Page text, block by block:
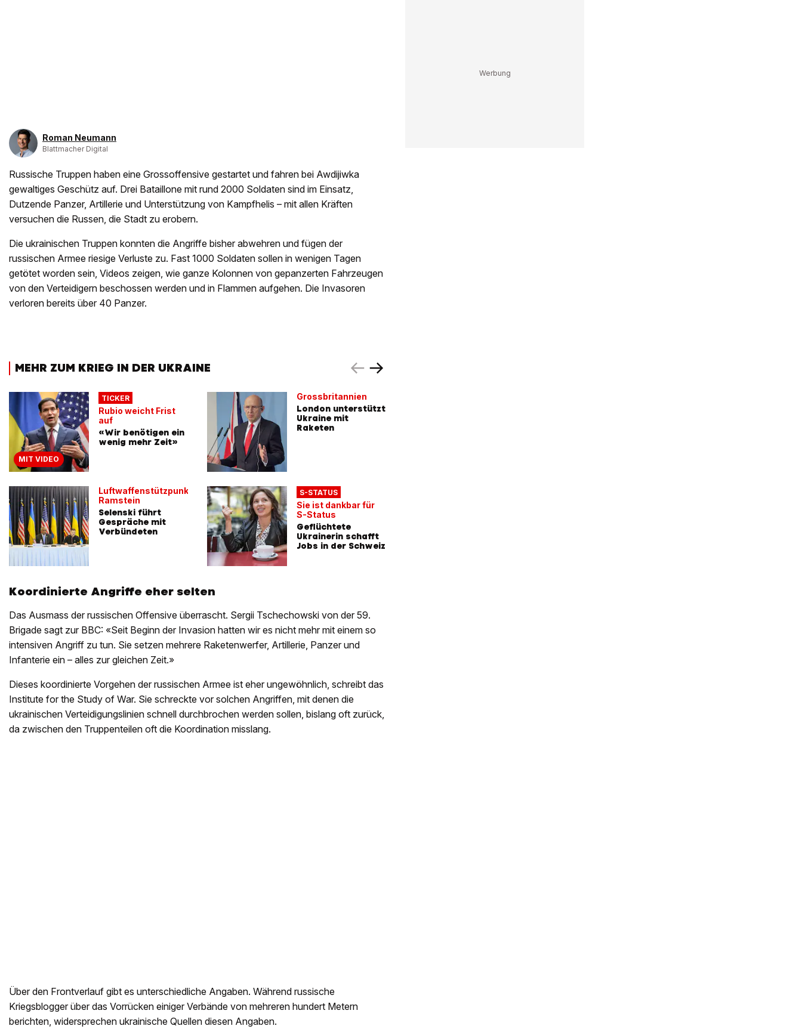
Roman Neumann
Blattmacher Digital
Russische Truppen haben eine Grossoffensive gestartet und fahren bei Awdijiwka
gewaltiges Geschütz auf. Drei Bataillone mit rund 2000 Soldaten sind im Einsatz,
Dutzende Panzer, Artillerie und Unterstützung von Kampfhelis – mit allen Kräften
versuchen die Russen, die Stadt zu erobern.
Die ukrainischen Truppen konnten die Angriffe bisher abwehren und fügen der
russischen Armee riesige Verluste zu. Fast 1000 Soldaten sollen in wenigen Tagen
getötet worden sein, Videos zeigen, wie ganze Kolonnen von gepanzerten Fahrzeugen
von den Verteidigern beschossen werden und in Flammen aufgehen. Die Invasoren
verloren bereits über 40 Panzer.
MEHR ZUM KRIEG IN DER UKRAINE
MIT VIDEO
TICKER
Rubio weicht Frist
auf
«Wir benötigen ein
wenig mehr Zeit»
Luftwaffenstützpunkt
Ramstein
Selenski führt
Gespräche mit
Verbündeten
Grossbritannien
London unterstützt
Ukraine mit
Raketen
S-STATUS
Sie ist dankbar für
S-Status
Geflüchtete
Ukrainerin schafft
Jobs in der Schweiz
Koordinierte Angriffe eher selten
Das Ausmass der russischen Offensive überrascht. Sergii Tschechowski von der 59.
Brigade sagt zur BBC: «Seit Beginn der Invasion hatten wir es nicht mehr mit einem so
intensiven Angriff zu tun. Sie setzen mehrere Raketenwerfer, Artillerie, Panzer und
Infanterie ein – alles zur gleichen Zeit.»
Dieses koordinierte Vorgehen der russischen Armee ist eher ungewöhnlich, schreibt das
Institute for the Study of War. Sie schreckte vor solchen Angriffen, mit denen die
ukrainischen Verteidigungslinien schnell durchbrochen werden sollen, bislang oft zurück,
da zwischen den Truppenteilen oft die Koordination misslang.
Über den Frontverlauf gibt es unterschiedliche Angaben. Während russische
Kriegsblogger über das Vorrücken einiger Verbände von mehreren hundert Metern
berichten, widersprechen ukrainische Quellen diesen Angaben.